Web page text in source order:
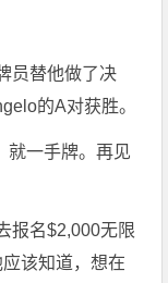
员替他做了决
的A对获胜。
就一手牌。再见
报名$2,000无限
该知道，想在